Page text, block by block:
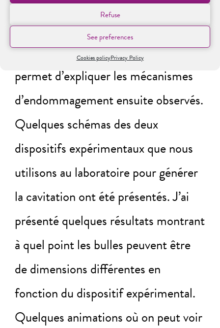
Refuse
See preferences
Cookies policyPrivacy Policy
à l’état initial (sans
endommagement) a été détaillé car il
permet d’expliquer les mécanismes
d’endommagement ensuite observés.
Quelques schémas des deux
dispositifs expérimentaux que nous
utilisons au laboratoire pour générer
la cavitation ont été présentés. J’ai
présenté quelques résultats montrant
à quel point les bulles peuvent être
de dimensions différentes en
fonction du dispositif expérimental.
Quelques animations où on peut voir